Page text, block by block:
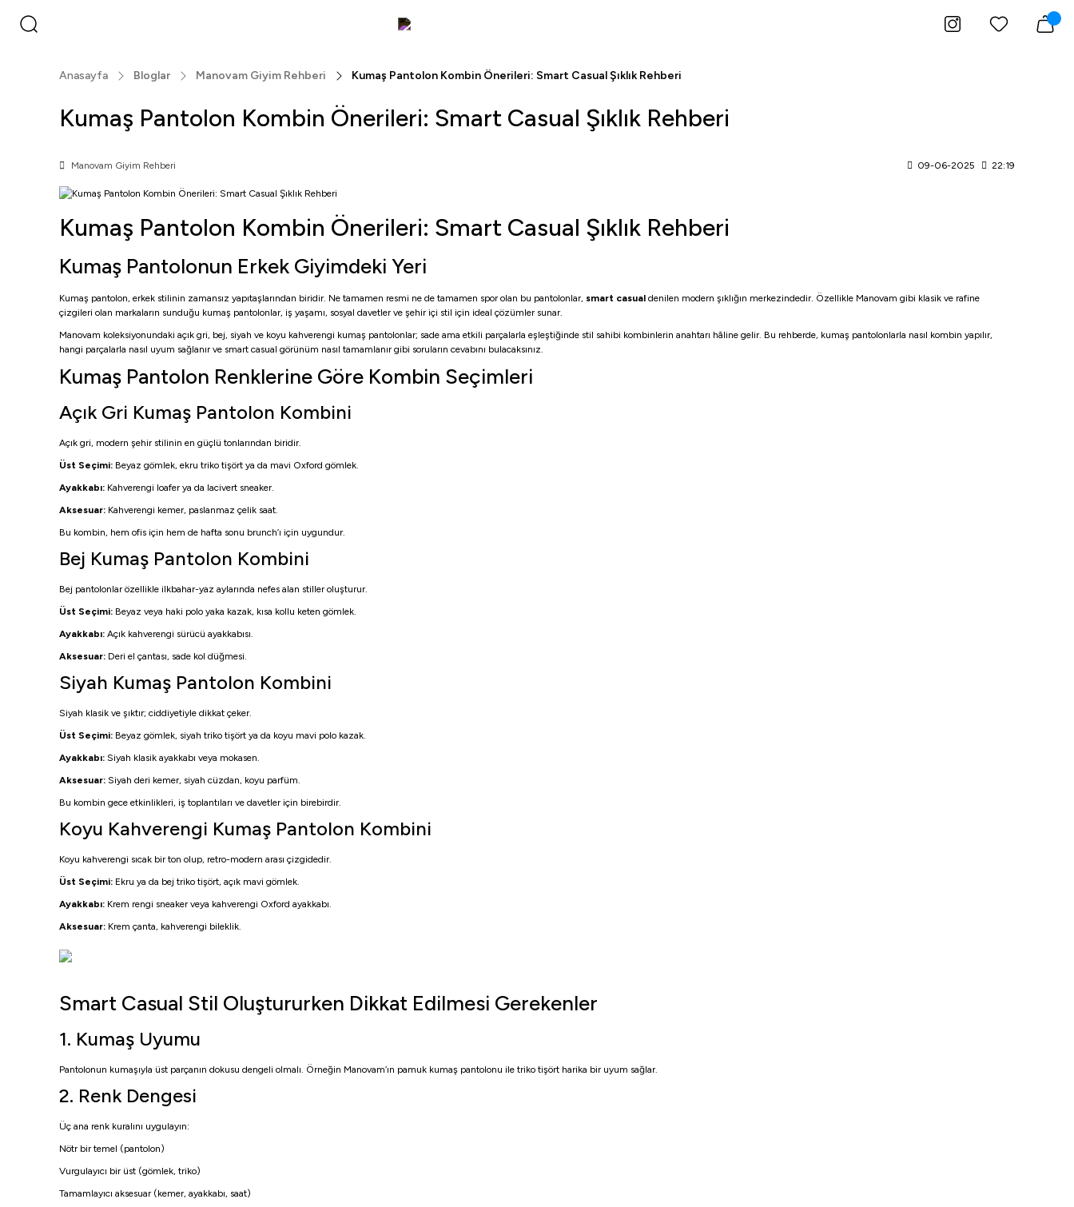
Anasayfa Bloglar Manovam Giyim Rehberi Kumaş Pantolon Kombin Önerileri: Smart Casual Şıklık Rehberi
Kumaş Pantolon Kombin Önerileri: Smart Casual Şıklık Rehberi
Manovam Giyim Rehberi 09-06-2025 22:19
Kumaş Pantolon Kombin Önerileri: Smart Casual Şıklık Rehberi
Kumaş Pantolonun Erkek Giyimdeki Yeri
Kumaş pantolon, erkek stilinin zamansız yapıtaşlarından biridir. Ne tamamen resmi ne de tamamen spor olan bu pantolonlar, smart casual denilen modern şıklığın merkezindedir. Özellikle Manovam gibi klasik ve rafine
çizgileri olan markaların sunduğu kumaş pantolonlar, iş yaşamı, sosyal davetler ve şehir içi stil için ideal çözümler sunar.
Manovam koleksiyonundaki açık gri, bej, siyah ve koyu kahverengi kumaş pantolonlar; sade ama etkili parçalarla eşleştiğinde stil sahibi kombinlerin anahtarı hâline gelir. Bu rehberde, kumaş pantolonlarla nasıl kombin yapılır,
hangi parçalarla nasıl uyum sağlanır ve smart casual görünüm nasıl tamamlanır gibi soruların cevabını bulacaksınız.
Kumaş Pantolon Renklerine Göre Kombin Seçimleri
Açık Gri Kumaş Pantolon Kombini
Açık gri, modern şehir stilinin en güçlü tonlarından biridir.
Üst Seçimi: Beyaz gömlek, ekru triko tişört ya da mavi Oxford gömlek.
Ayakkabı: Kahverengi loafer ya da lacivert sneaker.
Aksesuar: Kahverengi kemer, paslanmaz çelik saat.
Bu kombin, hem ofis için hem de hafta sonu brunch’ı için uygundur.
Bej Kumaş Pantolon Kombini
Bej pantolonlar özellikle ilkbahar-yaz aylarında nefes alan stiller oluşturur.
Üst Seçimi: Beyaz veya haki polo yaka kazak, kısa kollu keten gömlek.
Ayakkabı: Açık kahverengi sürücü ayakkabısı.
Aksesuar: Deri el çantası, sade kol düğmesi.
Siyah Kumaş Pantolon Kombini
Siyah klasik ve şıktır; ciddiyetiyle dikkat çeker.
Üst Seçimi: Beyaz gömlek, siyah triko tişört ya da koyu mavi polo kazak.
Ayakkabı: Siyah klasik ayakkabı veya mokasen.
Aksesuar: Siyah deri kemer, siyah cüzdan, koyu parfüm.
Bu kombin gece etkinlikleri, iş toplantıları ve davetler için birebirdir.
Koyu Kahverengi Kumaş Pantolon Kombini
Koyu kahverengi sıcak bir ton olup, retro-modern arası çizgidedir.
Üst Seçimi: Ekru ya da bej triko tişört, açık mavi gömlek.
Ayakkabı: Krem rengi sneaker veya kahverengi Oxford ayakkabı.
Aksesuar: Krem çanta, kahverengi bileklik.
Smart Casual Stil Oluştururken Dikkat Edilmesi Gerekenler
1. Kumaş Uyumu
Pantolonun kumaşıyla üst parçanın dokusu dengeli olmalı. Örneğin Manovam’ın pamuk kumaş pantolonu ile triko tişört harika bir uyum sağlar.
2. Renk Dengesi
Üç ana renk kuralını uygulayın:
Nötr bir temel (pantolon)
Vurgulayıcı bir üst (gömlek, triko)
Tamamlayıcı aksesuar (kemer, ayakkabı, saat)